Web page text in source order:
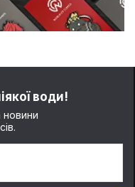
води!
новини